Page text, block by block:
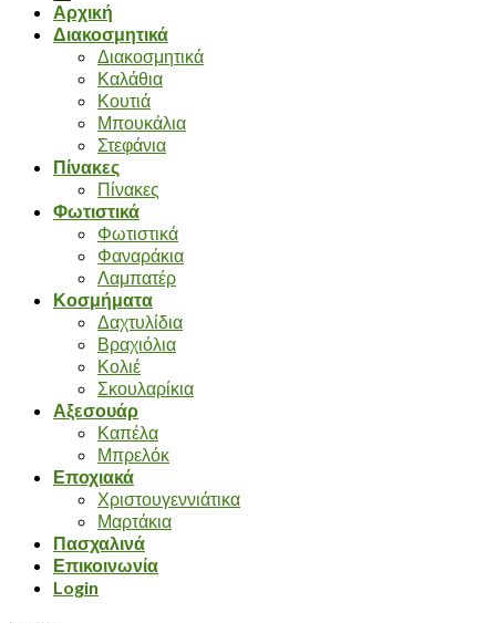
Αρχική
Διακοσμητικά
Διακοσμητικά
Καλάθια
Κουτιά
Μπουκάλια
Στεφάνια
Πίνακες
Πίνακες
Φωτιστικά
Φωτιστικά
Φαναράκια
Λαμπατέρ
Κοσμήματα
Δαχτυλίδια
Βραχιόλια
Κολιέ
Σκουλαρίκια
Αξεσουάρ
Καπέλα
Μπρελόκ
Εποχιακά
Χριστουγεννιάτικα
Μαρτάκια
Πασχαλινά
Επικοινωνία
Login